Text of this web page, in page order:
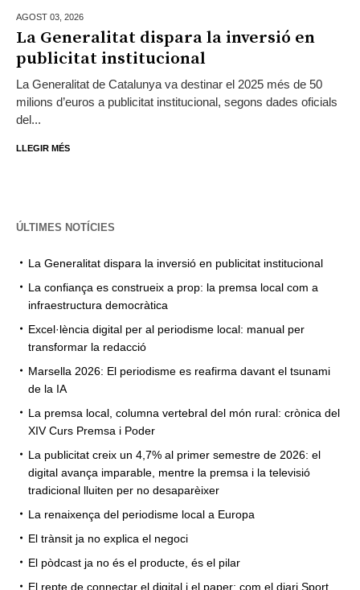
AGOST 03, 2026
La Generalitat dispara la inversió en
publicitat institucional
La Generalitat de Catalunya va destinar el 2025 més de 50
milions d’euros a publicitat institucional, segons dades oficials
del...
LLEGIR MÉS
ÚLTIMES NOTÍCIES
La Generalitat dispara la inversió en publicitat institucional
La confiança es construeix a prop: la premsa local com a
infraestructura democràtica
Excel·lència digital per al periodisme local: manual per
transformar la redacció
Marsella 2026: El periodisme es reafirma davant el tsunami
de la IA
La premsa local, columna vertebral del món rural: crònica del
XIV Curs Premsa i Poder
La publicitat creix un 4,7% al primer semestre de 2026: el
digital avança imparable, mentre la premsa i la televisió
tradicional lluiten per no desaparèixer
La renaixença del periodisme local a Europa
El trànsit ja no explica el negoci
El pòdcast ja no és el producte, és el pilar
El repte de connectar el digital i el paper: com el diari Sport